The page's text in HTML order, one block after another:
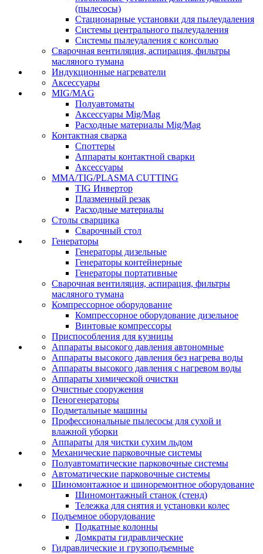
(пылесосы)
Стационарные установки для пылеудаления
Системы центрального пылеудаления
Системы пылеудаления с консолью
Сварочная вентиляция, аспирация, фильтры
масляного тумана
Индукционные нагреватели
Аксессуары
MIG/MAG
Полуавтоматы
Аксессуары Mig/Mag
Расходные материалы Mig/Mag
Контактная сварка
Споттеры
Аппараты контактной сварки
Аксессуары
MMA/TIG/PLASMA CUTTING
TIG Инвертор
Плазменный резак
Расходные материалы
Столы сварщика
Сварочный стол
Генераторы
Генераторы дизельные
Генераторы контейнерные
Генераторы портативные
Сварочная вентиляция, аспирация, фильтры
масляного тумана
Компрессорное оборудование
Компрессорное оборудование дизельное
Винтовые компрессоры
Приспособления для кузницы
Аппараты высокого давления автономные
Аппараты высокого давления без нагрева воды
Аппараты высокого давления с нагревом воды
Аппараты химической очистки
Очистные сооружения
Пеногенераторы
Подметальные машины
Профессиональные пылесосы для сухой и
влажной уборки
Аппараты для чистки сухим льдом
Механические парковочные системы
Полуавтоматические парковочные системы
Автоматические парковочные системы
Шиномонтажное и шиноремонтное оборудование
Шиномонтажный станок (стенд)
Тележка для снятия и установки колес
Подъемное оборудование
Подкатные колонны
Домкраты гидравлические
Гидравлические и грузоподъемные